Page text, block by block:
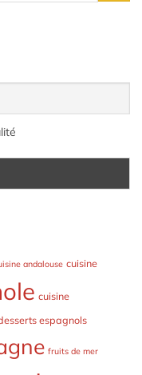
andalouse cuisine
cuisine
espagnols
fruits de mer